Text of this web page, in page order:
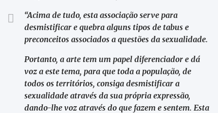
“Acima de tudo, esta associação serve para
desmistificar e quebra alguns tipos de tabus e
preconceitos associados a questões da sexualidade.
Portanto, a arte tem um papel diferenciador e dá
voz a este tema, para que toda a população, de
todos os territórios, consiga desmistificar a
sexualidade através da sua própria expressão,
dando-lhe voz através do que fazem e sentem. Esta